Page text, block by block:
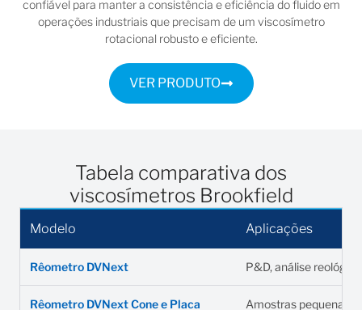
confiável para manter a consistência e eficiência do fluido em
operações industriais que precisam de um viscosímetro
rotacional robusto e eficiente.
VER PRODUTO
Tabela comparativa dos
viscosímetros Brookfield
Modelo Aplicações
Rêometro DVNext P&D, análise
Rêometro DVNext Cone e Placa Amostras pequenas,